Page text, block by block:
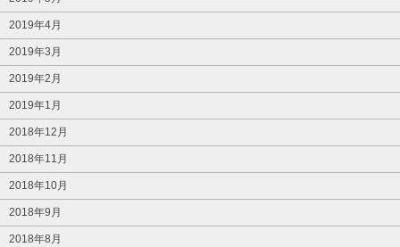
2019年4月
2019年3月
2019年2月
2019年1月
2018年12月
2018年11月
2018年10月
2018年9月
2018年8月